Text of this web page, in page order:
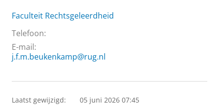
Faculteit Rechtsgeleerdheid
Telefoon:
E-mail:
j.f.m.beukenkamp@rug.nl
Laatst gewijzigd: 05 juni 2026 07:45